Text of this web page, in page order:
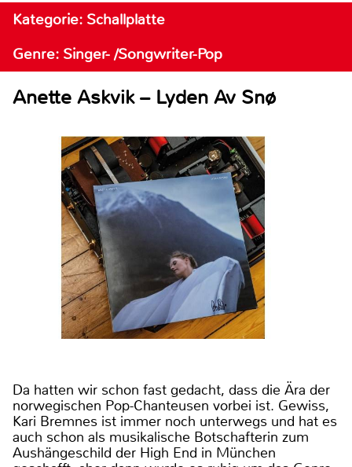
Kategorie: Schallplatte
Genre: Singer- /Songwriter-Pop
Anette Askvik – Lyden Av Snø
Da hatten wir schon fast gedacht, dass die Ära der
norwegischen Pop-Chanteusen vorbei ist. Gewiss,
Kari Bremnes ist immer noch unterwegs und hat es
auch schon als musikalische Botschafterin zum
Aushängeschild der High End in München